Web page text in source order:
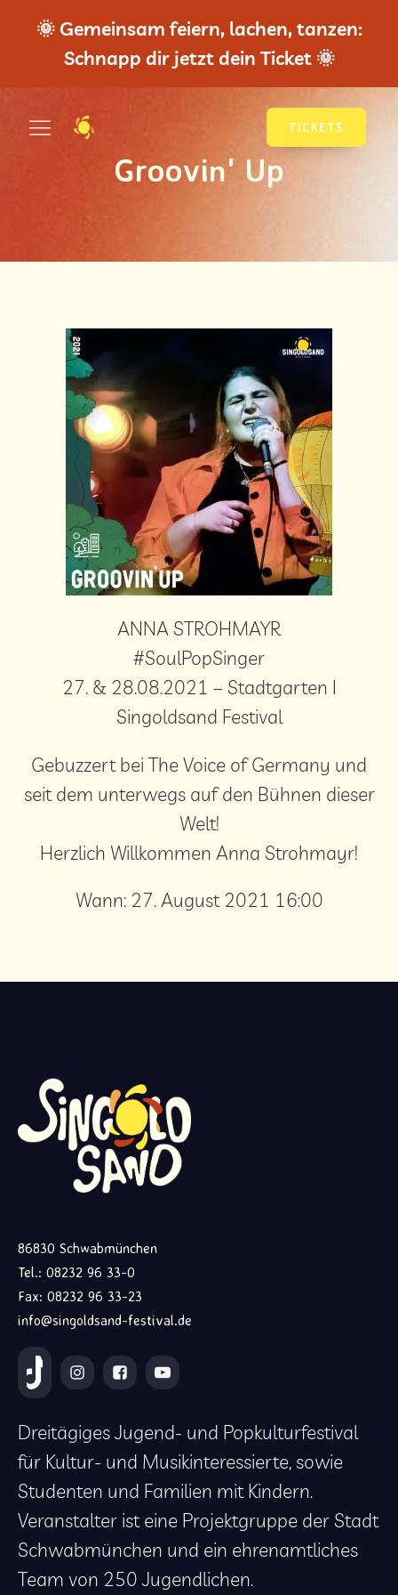
🌞 Gemeinsam feiern, lachen, tanzen:
Schnapp dir jetzt dein Ticket 🌞
TICKETS
Groovin' Up
ANNA STROHMAYR
#SoulPopSinger
27. & 28.08.2021 – Stadtgarten I
Singoldsand Festival
Gebuzzert bei The Voice of Germany und
seit dem unterwegs auf den Bühnen dieser
Welt!
Herzlich Willkommen Anna Strohmayr!
Wann: 27. August 2021 16:00
86830 Schwabmünchen
Tel.: 08232 96 33-0
Fax: 08232 96 33-23
info@singoldsand-festival.de
Dreitägiges Jugend- und Popkulturfestival
für Kultur- und Musikinteressierte, sowie
Studenten und Familien mit Kindern.
Veranstalter ist eine Projektgruppe der Stadt
Schwabmünchen und ein ehrenamtliches
Team von 250 Jugendlichen.